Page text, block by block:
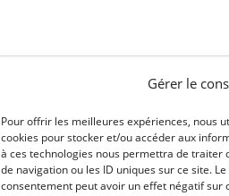
Gérer le
Pour offrir les meilleures expériences, nous
cookies pour stocker et/ou accéder aux
à ces technologies nous permettra de traiter
de navigation ou les ID uniques sur ce site.
consentement peut avoir un effet négatif
Conditions générales